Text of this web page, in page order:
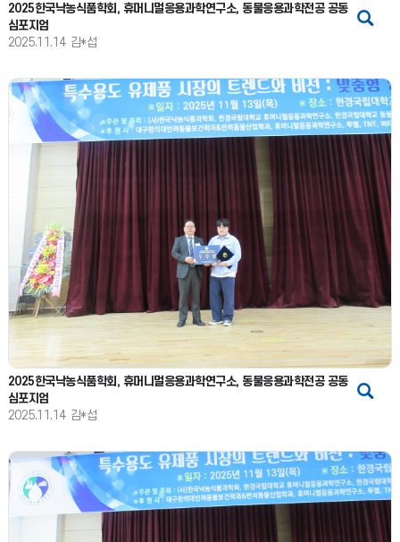
2025한국낙농식품학회, 휴머니멀응용과학연구소, 동물응용과학전공 공동
심포지엄
2025.11.14 김*섭
2025한국낙농식품학회, 휴머니멀응용과학연구소, 동물응용과학전공 공동
심포지엄
2025.11.14 김*섭